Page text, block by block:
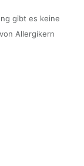
gibt es keine
Allergikern